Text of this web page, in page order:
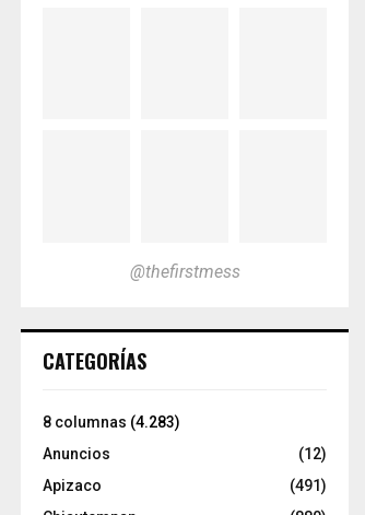
@thefirstmess
CATEGORÍAS
8 columnas (4.283)
Anuncios
(12)
Apizaco
(491)